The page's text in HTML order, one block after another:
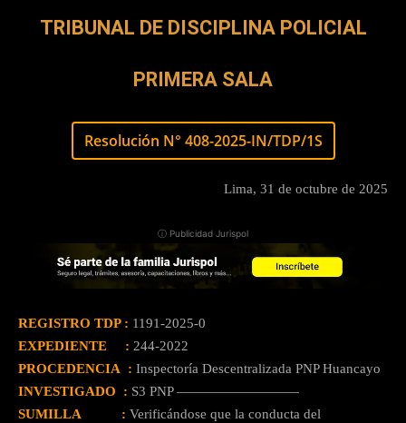
TRIBUNAL DE DISCIPLINA POLICIAL
PRIMERA SALA
Resolución N° 408-2025-IN/TDP/1S
Lima, 31 de octubre de 2025
ⓘ Publicidad Jurispol
REGISTRO TDP : 1191-2025-0
EXPEDIENTE : 244-2022
PROCEDENCIA : Inspectoría Descentralizada PNP Huancayo
INVESTIGADO : S3 PNP —————————
SUMILLA : Verificándose que la conducta del